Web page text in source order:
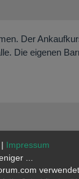
Der
Die eigenen
| Impressum
...